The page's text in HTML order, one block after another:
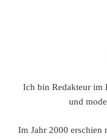
Ich bin Redakteur im
und
Im Jahr 2000 erschien